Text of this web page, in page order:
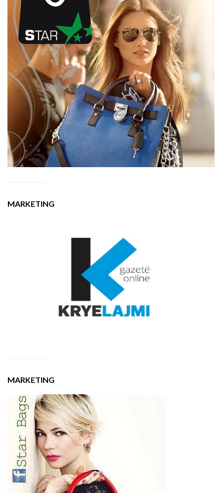
MARKETING
MARKETING